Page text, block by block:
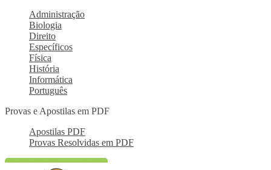
Administração
Biologia
Direito
Específicos
Física
História
Informática
Português
Provas e Apostilas em PDF
Apostilas PDF
Provas Resolvidas em PDF